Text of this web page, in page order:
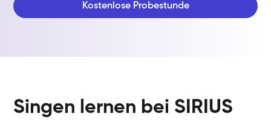
Kostenlose Probestunde
Singen lernen bei SIRIUS